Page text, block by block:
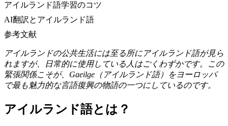
アイルランド語学習のコツ
AI翻訳とアイルランド語
参考文献
アイルランドの公共生活には至る所にアイルランド語が見ら
れますが、日常的に使用している人はごくわずかです。この
緊張関係こそが、Gaeilge（アイルランド語）をヨーロッパ
で最も魅力的な言語復興の物語の一つにしているのです。
アイルランド語とは？